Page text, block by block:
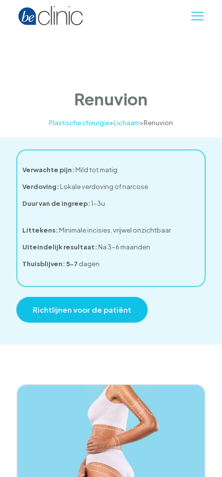
Renuvion
Plastische chirurgie>Lichaam>Renuvion
Verwachte pijn: Mild tot matig
Verdoving: Lokale verdoving of narcose
Duur van de ingreep:1-3u
Littekens: Minimale incisies, vrijwel onzichtbaar
Uiteindelijk resultaat: Na 3-6 maanden
Thuisblijven: 5-7 dagen
Richtlijnen voor de patiënt